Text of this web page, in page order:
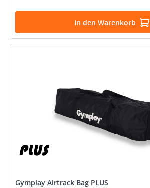
In den Warenkorb
Gymplay Airtrack Bag PLUS